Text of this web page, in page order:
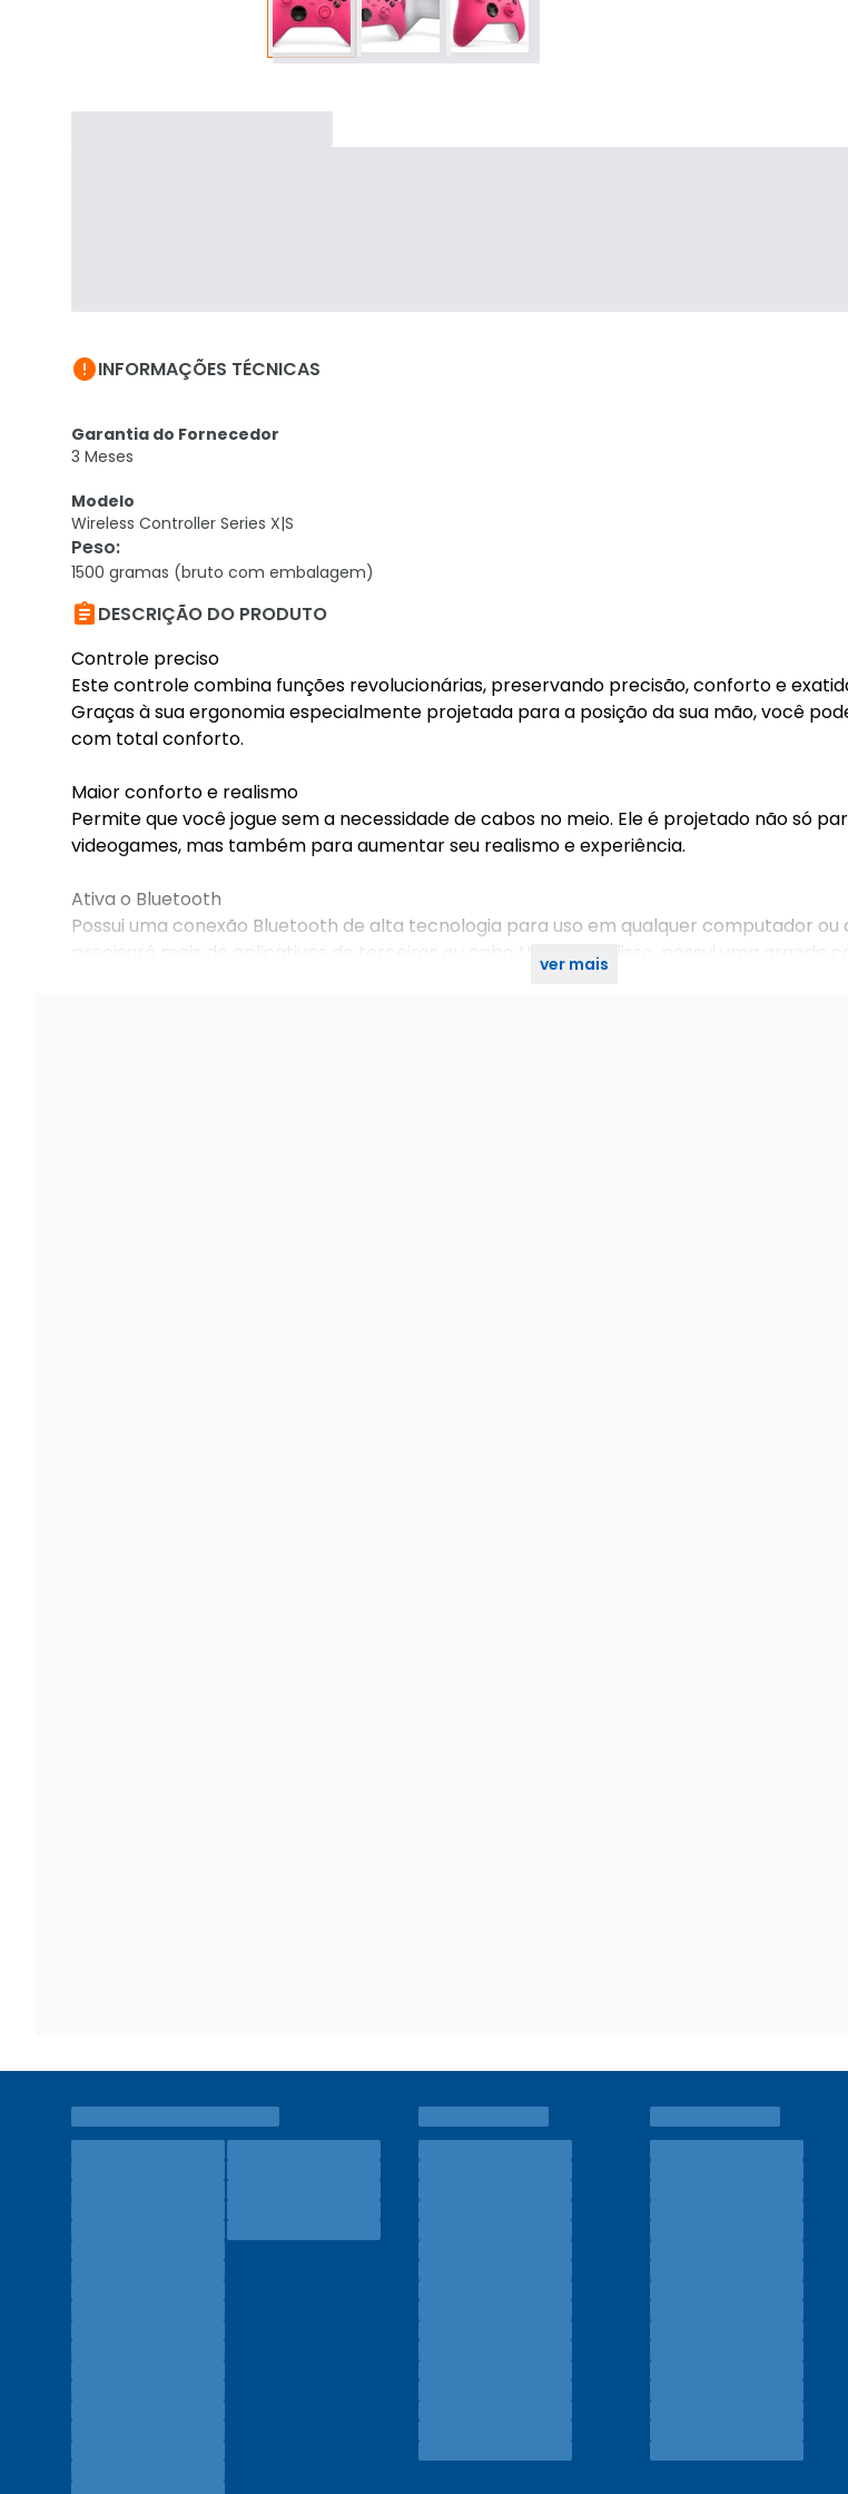
INFORMAÇÕES TÉCNICAS
Garantia do Fornecedor
3 Meses
Modelo
Wireless Controller Series X|S
Peso:
1500 gramas (bruto com embalagem)
DESCRIÇÃO DO PRODUTO
Controle preciso
Este controle combina funções revolucionárias, preservando precisão, conforto e
Graças à sua ergonomia especialmente projetada para a posição da sua mão, você
com total conforto.
Maior conforto e realismo
Permite que você jogue sem a necessidade de cabos no meio. Ele é projetado não só
videogames, mas também para aumentar seu realismo e experiência.
Ativa o Bluetooth
Possui uma conexão Bluetooth de alta tecnologia para uso em qualquer computador ou
precisará mais de aplicativos de terceiros ou cabo USB. Além disso, possui uma grande
ver mais